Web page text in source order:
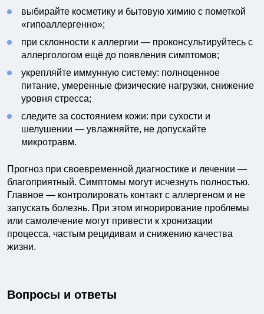
выбирайте косметику и бытовую химию с пометкой
«гипоаллергенно»;
при склонности к аллергии — проконсультируйтесь с
аллергологом ещё до появления симптомов;
укрепляйте иммунную систему: полноценное
питание, умеренные физические нагрузки, снижение
уровня стресса;
следите за состоянием кожи: при сухости и
шелушении — увлажняйте, не допускайте
микротравм.
Прогноз при своевременной диагностике и лечении —
благоприятный. Симптомы могут исчезнуть полностью.
Главное — контролировать контакт с аллергеном и не
запускать болезнь. При этом игнорирование проблемы
или самолечение могут привести к хронизации
процесса, частым рецидивам и снижению качества
жизни.
Вопросы и ответы